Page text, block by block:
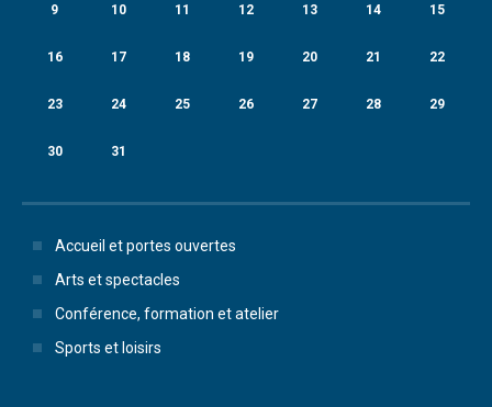
9 10 11 12 13 14 15
16 17 18 19 20 21 22
23 24 25 26 27 28 29
30 31
Accueil et portes ouvertes
Arts et spectacles
Conférence, formation et atelier
Sports et loisirs